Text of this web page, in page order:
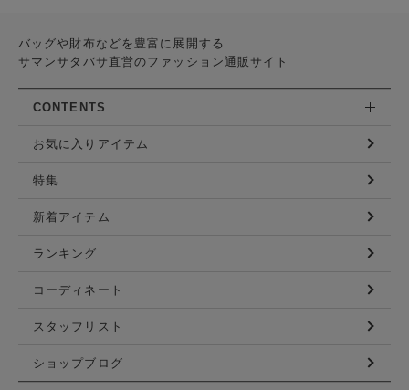
バッグや財布などを豊富に展開する
サマンサタバサ直営のファッション通販サイト
CONTENTS
お気に入りアイテム
特集
新着アイテム
ランキング
コーディネート
スタッフリスト
ショップブログ